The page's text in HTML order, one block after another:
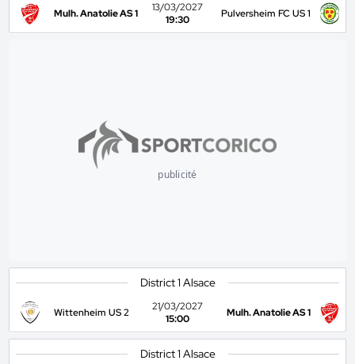
Mulh. Anatolie AS 1
13/03/2027
19:30
Pulversheim FC US 1
publicité
District 1 Alsace
Wittenheim US 2
21/03/2027
15:00
Mulh. Anatolie AS 1
District 1 Alsace